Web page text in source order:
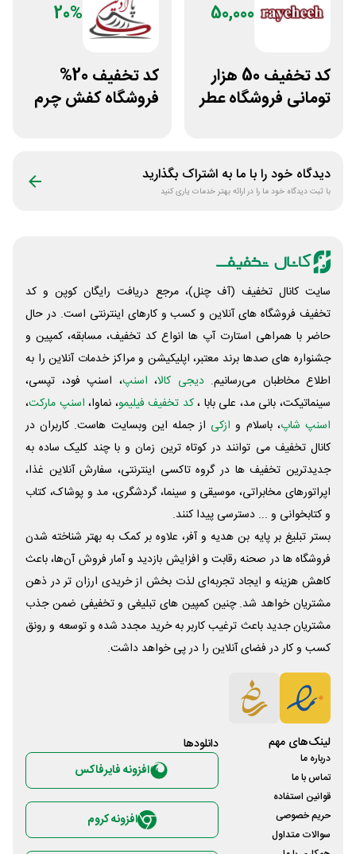
50,000
کد تخفیف 50 هزار
تومانی فروشگاه عطر
20%
کد تخفیف 20%
فروشگاه کفش چرم
دیدگاه خود را با ما به اشتراک بگذارید
با ثبت دیدگاه خود ما را در ارائه بهتر خدمات یاری کنید
سایت کانال تخفیف (آف چنل)، مرجع دریافت رایگان کوپن و کد
تخفیف فروشگاه های آنلاین و کسب و‌ کارهای اینترنتی است. در حال
حاضر با همراهی استارت آپ ها انواع کد تخفیف، مسابقه، کمپین و
جشنواره های صدها برند معتبر، اپلیکیشن و مراکز خدمات آنلاین را به
اطلاع مخاطبان می‌رسانیم. دیجی کالا، اسنپ، اسنپ فود، تپسی،
سینماتیکت، بانی مد، علی‌ بابا ،کد تخفیف فیلیمو، نماوا، اسنپ مارکت،
اسنپ شاپ، باسلام و ازکی از جمله این وبسایت ‌هاست. کاربران در
کانال تخفیف می توانند در کوتاه ترین زمان و با چند کلیک ساده به
جدیدترین تخفیف ها در گروه تاکسی اینترنتی، سفارش آنلاین غذا،
اپراتورهای مخابراتی، موسیقی و سینما، گردشگری، مد و پوشاک، کتاب
و کتابخوانی و ... دسترسی پیدا کنند.
بستر تبلیغ بر پایه بن هدیه و آفر، علاوه بر کمک به بهتر شناخته شدن
فروشگاه ها در صحنه رقابت و افزایش بازدید و آمار فروش آن‌ها، باعث
کاهش هزینه و ایجاد تجربه‌ای لذت بخش از خریدی ارزان تر در ذهن
مشتریان خواهد شد. چنین کمپین های تبلیغی و تخفیفی ضمن جذب
مشتریان جدید باعث ترغیب کاربر به خرید مجدد شده و توسعه و رونق
کسب و کار در فضای آنلاین را در پی خواهد داشت.
لینک‌های مهم
درباره ما
تماس با ما
قوانین استفاده
حریم خصوصی
سوالات متداول
دانلود‌ها
افزونه فایرفاکس
افزونه کروم